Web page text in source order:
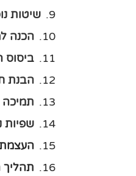
שיטות
הכנה
ביסוס
הבנת
תמיכה
שפיות
העצמת